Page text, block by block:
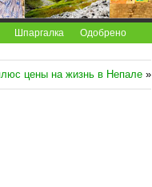
Шпаргалка Одобрено
цены на жизнь в Непале»